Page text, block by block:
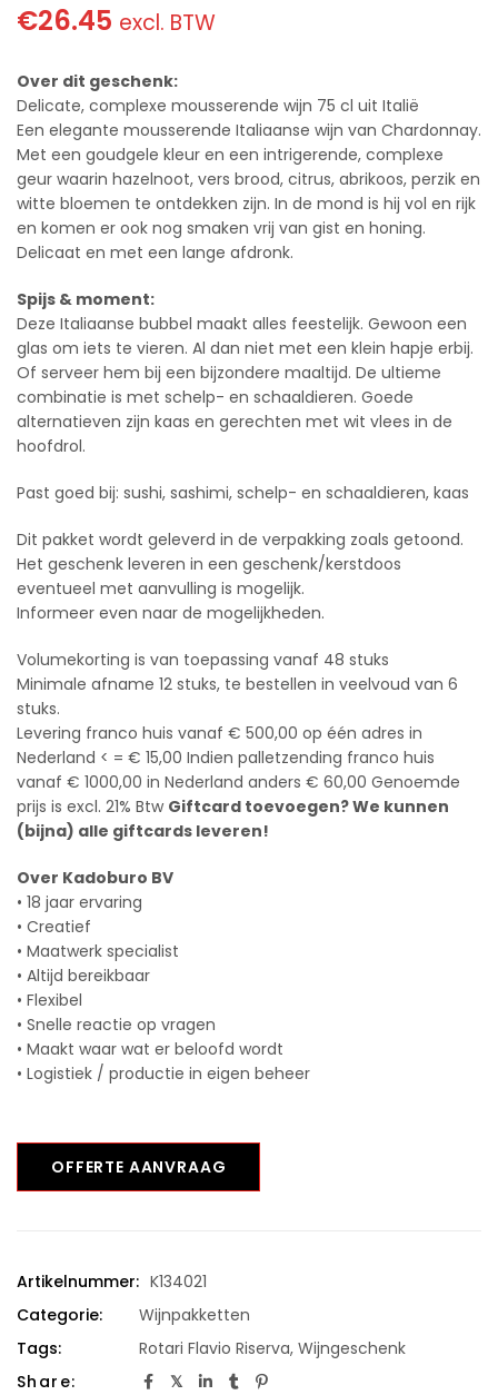
€26.45 excl. BTW
Over dit geschenk:
Delicate, complexe mousserende wijn 75 cl uit Italië
Een elegante mousserende Italiaanse wijn van Chardonnay.
Met een goudgele kleur en een intrigerende, complexe
geur waarin hazelnoot, vers brood, citrus, abrikoos, perzik en
witte bloemen te ontdekken zijn. In de mond is hij vol en rijk
en komen er ook nog smaken vrij van gist en honing.
Delicaat en met een lange afdronk.
Spijs & moment:
Deze Italiaanse bubbel maakt alles feestelijk. Gewoon een
glas om iets te vieren. Al dan niet met een klein hapje erbij.
Of serveer hem bij een bijzondere maaltijd. De ultieme
combinatie is met schelp- en schaaldieren. Goede
alternatieven zijn kaas en gerechten met wit vlees in de
hoofdrol.
Past goed bij: sushi, sashimi, schelp- en schaaldieren, kaas
Dit pakket wordt geleverd in de verpakking zoals getoond.
Het geschenk leveren in een geschenk/kerstdoos
eventueel met aanvulling is mogelijk.
Informeer even naar de mogelijkheden.
Volumekorting is van toepassing vanaf 48 stuks
Minimale afname 12 stuks, te bestellen in veelvoud van 6
stuks.
Levering franco huis vanaf € 500,00 op één adres in
Nederland < = € 15,00 Indien palletzending franco huis
vanaf € 1000,00 in Nederland anders € 60,00 Genoemde
prijs is excl. 21% Btw Giftcard toevoegen? We kunnen
(bijna) alle giftcards leveren!
Over Kadoburo BV
• 18 jaar ervaring
• Creatief
• Maatwerk specialist
• Altijd bereikbaar
• Flexibel
• Snelle reactie op vragen
• Maakt waar wat er beloofd wordt
• Logistiek / productie in eigen beheer
OFFERTE AANVRAAG
Artikelnummer: K134021
Categorie:
Wijnpakketten
Tags:
Rotari Flavio Riserva, Wijngeschenk
Share: